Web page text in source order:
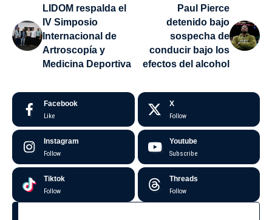
LIDOM respalda el
IV Simposio
Internacional de
Artroscopía y
Medicina Deportiva
Paul Pierce
detenido bajo
sospecha de
conducir bajo los
efectos del alcohol
Facebook
Like
X
Follow
Instagram
Follow
Youtube
Subscribe
Tiktok
Follow
Threads
Follow